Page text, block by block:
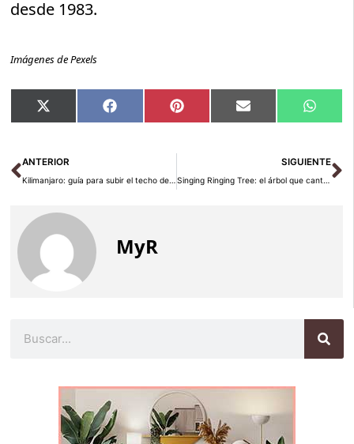
desde 1983.
Imágenes de Pexels
Compartir
en
X
(Twitter)
Compartir
en
Facebook Compartir
en
Pinterest Compartir
en
Email
en
Ant
ANTERIOR
Kilimanjaro: guía para subir el techo de África (5.895 m)
SIGUIENTE
Singing Ringing Tree: el árbol que canta en Lancashire
MyR